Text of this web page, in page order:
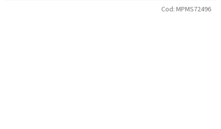
Cod: MPMS72496